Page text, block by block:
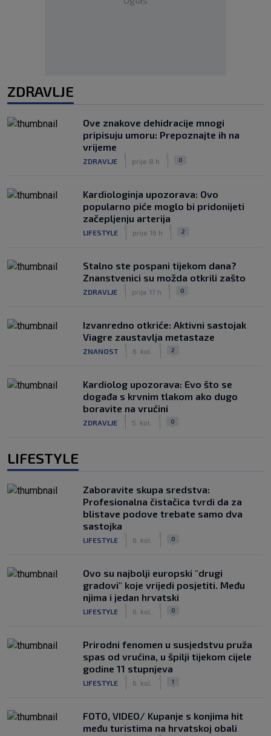
ZDRAVLJE
Ove znakove dehidracije mnogi
pripisuju umoru: Prepoznajte ih na
vrijeme
ZDRAVLJE prije 8 h 0
Kardiologinja upozorava: Ovo
popularno piće moglo bi pridonijeti
začepljenju arterija
LIFESTYLE prije 16 h 2
Stalno ste pospani tijekom dana?
Znanstvenici su možda otkrili zašto
ZDRAVLJE prije 17 h 0
Izvanredno otkriće: Aktivni sastojak
Viagre zaustavlja metastaze
ZNANOST 6. kol. 2
Kardiolog upozorava: Evo što se
događa s krvnim tlakom ako dugo
boravite na vrućini
ZDRAVLJE 5. kol. 0
LIFESTYLE
Zaboravite skupa sredstva:
Profesionalna čistačica tvrdi da za
blistave podove trebate samo dva
sastojka
LIFESTYLE 6. kol. 0
Ovo su najbolji europski "drugi
gradovi" koje vrijedi posjetiti. Među
njima i jedan hrvatski
LIFESTYLE 6. kol. 0
Prirodni fenomen u susjedstvu pruža
spas od vrućina, u špilji tijekom cijele
godine 11 stupnjeva
LIFESTYLE 6. kol. 1
FOTO, VIDEO/ Kupanje s konjima hit
među turistima na hrvatskoj obali